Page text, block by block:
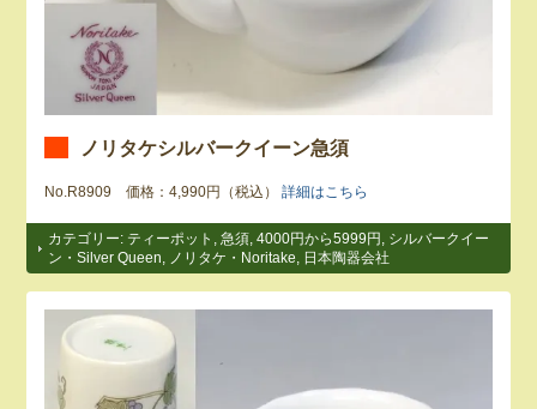
ノリタケシルバークイーン急須
No.R8909 価格：4,990円（税込）詳細はこちら
カテゴリー: ティーポット ,急須,4000円から5999円 , シルバークイー
ン・Silver Queen, ノリタケ・Noritake, 日本陶器会社